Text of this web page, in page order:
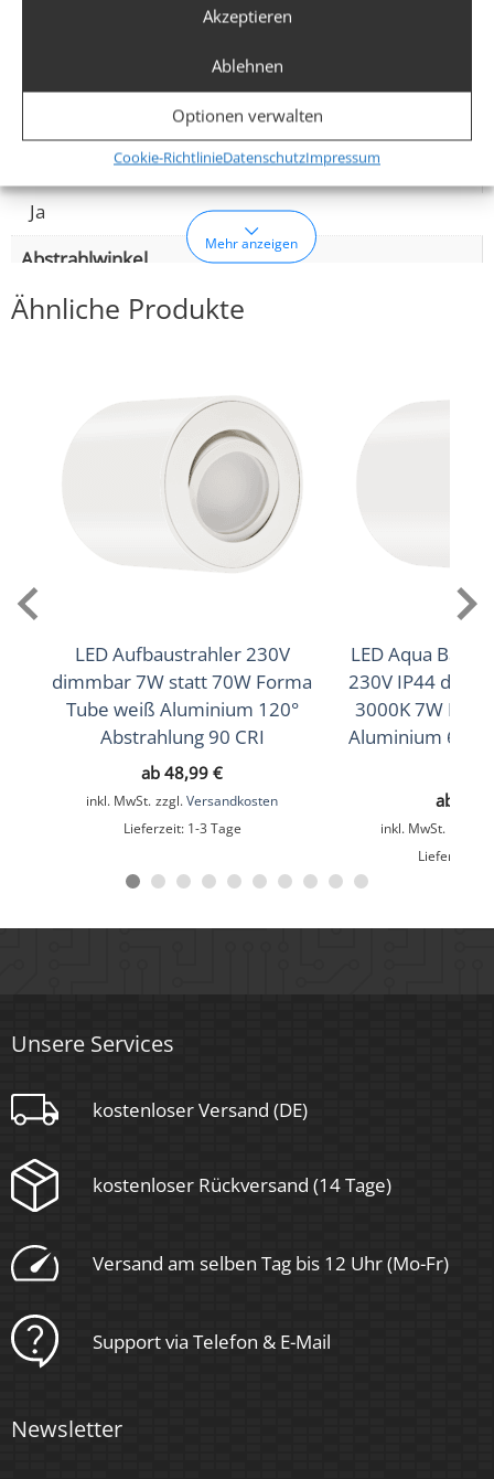
Akzeptieren
Ablehnen
Optionen verwalten
Cookie-RichtlinieDatenschutzImpressum
Glühbirnenersatz
Ja
Abstrahlwinkel
Lichtstrom (Lumen)
Lichtfarbtemperatur (K)
1800–3000K D2W (Dim-to-Warm)
Farbwiedergabe (CRI / Ra)
95
Schutzklasse (IP)
IP44
Mittlere Lebensdauer
Schwenkbar
Form
Rund
Schaltzyklen
> 15.000
< 1,00 Sek.
< 0,5 Sek.
Mehr anzeigen
Ähnliche Produkte
LED Aufbaustrahler 230V
dimmbar 7W statt 70W Forma
Tube weiß Aluminium 120°
Abstrahlung 90 CRI
ab 48,99 €
inkl. MwSt. zzgl. Versandkosten
Lieferzeit: 1-3 Tage
LED Aqua Bad
230V IP44
3000K 7W
Aluminium 60°
ab
inkl. MwSt.
Lieferzeit:
Unsere Services
kostenloser Versand (DE)
kostenloser Rückversand (14 Tage)
Versand am selben Tag bis 12 Uhr (Mo-Fr)
Support via Telefon & E-Mail
Newsletter